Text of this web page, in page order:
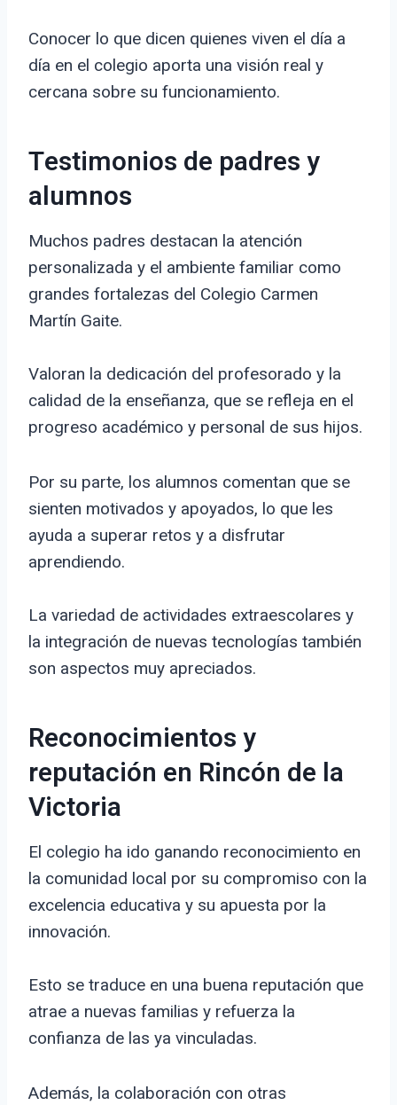
Conocer lo que dicen quienes viven el día a
día en el colegio aporta una visión real y
cercana sobre su funcionamiento.
Testimonios de padres y
alumnos
Muchos padres destacan la atención
personalizada y el ambiente familiar como
grandes fortalezas del Colegio Carmen
Martín Gaite.
Valoran la dedicación del profesorado y la
calidad de la enseñanza, que se refleja en el
progreso académico y personal de sus hijos.
Por su parte, los alumnos comentan que se
sienten motivados y apoyados, lo que les
ayuda a superar retos y a disfrutar
aprendiendo.
La variedad de actividades extraescolares y
la integración de nuevas tecnologías también
son aspectos muy apreciados.
Reconocimientos y
reputación en Rincón de la
Victoria
El colegio ha ido ganando reconocimiento en
la comunidad local por su compromiso con la
excelencia educativa y su apuesta por la
innovación.
Esto se traduce en una buena reputación que
atrae a nuevas familias y refuerza la
confianza de las ya vinculadas.
Además, la colaboración con otras